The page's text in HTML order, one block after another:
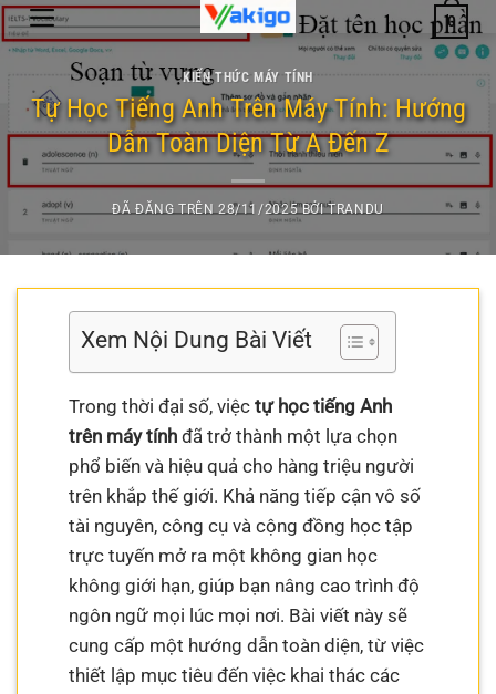
Chuyển
đến
dung
0
KIẾN THỨC MÁY TÍNH
Tự Học Tiếng Anh Trên Máy Tính: Hướng
Dẫn Toàn Diện Từ A Đến Z
ĐÃ ĐĂNG TRÊN28/11/2025 BỞITRANDU
Xem Nội Dung Bài Viết
Trong thời đại số, việctự học tiếng Anh
trên máy tính đã trở thành một lựa chọn
phổ biến và hiệu quả cho hàng triệu người
trên khắp thế giới. Khả năng tiếp cận vô số
tài nguyên, công cụ và cộng đồng học tập
trực tuyến mở ra một không gian học
không giới hạn, giúp bạn nâng cao trình độ
ngôn ngữ mọi lúc mọi nơi. Bài viết này sẽ
cung cấp một hướng dẫn toàn diện, từ việc
thiết lập mục tiêu đến việc khai thác các